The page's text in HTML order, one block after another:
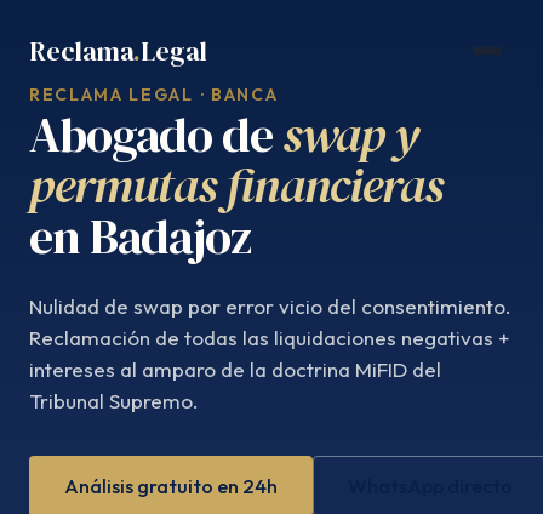
Reclama.Legal
RECLAMA LEGAL · BANCA
Abogado deswap y
permutas financieras
en Badajoz
Nulidad de swap por error vicio del consentimiento.
Reclamación de todas las liquidaciones negativas +
intereses al amparo de la doctrina MiFID del
Tribunal Supremo.
Análisis gratuito en 24h